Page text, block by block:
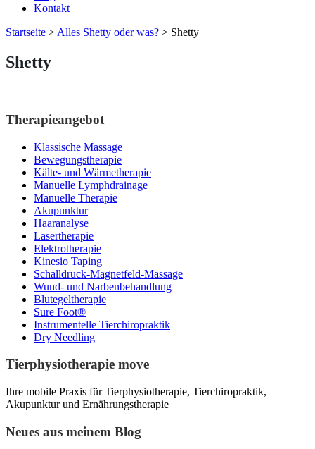
Kontakt
Startseite > Alles Shetty oder was? > Shetty
Shetty
Therapieangebot
Klassische Massage
Bewegungstherapie
Kälte- und Wärmetherapie
Manuelle Lymphdrainage
Manuelle Therapie
Akupunktur
Haaranalyse
Lasertherapie
Elektrotherapie
Kinesio Taping
Schalldruck-Magnetfeld-Massage
Wund- und Narbenbehandlung
Blutegeltherapie
Sure Foot®
Instrumentelle Tierchiropraktik
Dry Needling
Tierphysiotherapie move
Ihre mobile Praxis für Tierphysiotherapie, Tierchiropraktik,
Akupunktur und Ernährungstherapie
Neues aus meinem Blog